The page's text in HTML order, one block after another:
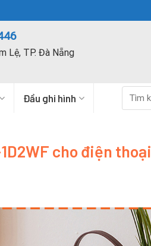
Lệ, TP. Đà Nẵng
Đầu ghi hình
kiếm:
cho điện